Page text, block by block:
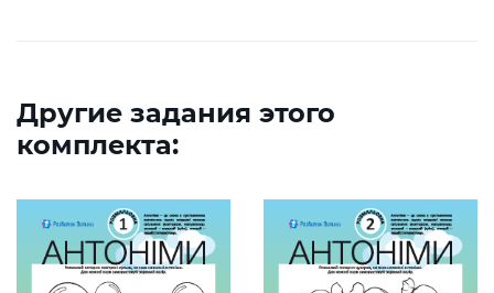
Другие задания этого
комплекта: